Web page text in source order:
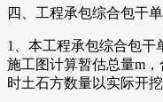
四、工程承包综合包干
1、本工程承包综合包干
施工图计算暂估总量m
时土石方数量以实际开挖